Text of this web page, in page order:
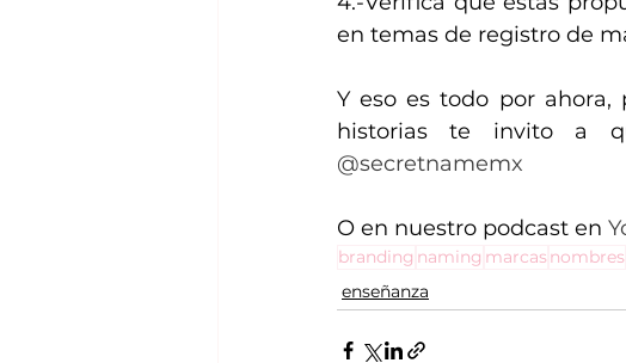
en temas de registro de
Y eso es todo por
@secretnamemx
O en nuestro podcast en
branding naming marcas nombres
enseñanza